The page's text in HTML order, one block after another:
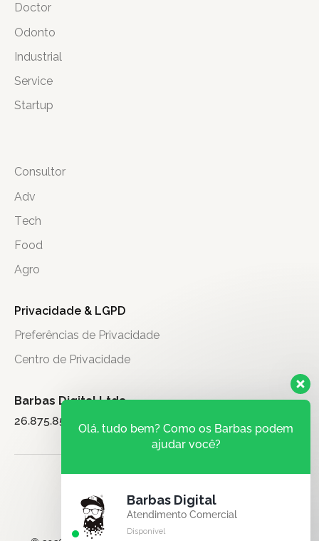
Doctor
Odonto
Industrial
Service
Startup
Consultor
Adv
Tech
Food
Agro
Privacidade & LGPD
Preferências de Privacidade
Centro de Privacidade
Barbas Digital Ltda.
26.875.851/0001-71
Olá, tudo bem? Como os Barbas podem
ajudar você?
Barbas Digital
Atendimento Comercial
Disponível